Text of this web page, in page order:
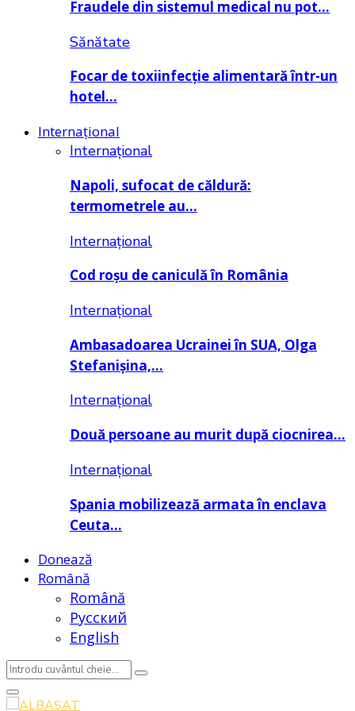
Fraudele din sistemul medical nu pot…
Sănătate
Focar de toxiinfecție alimentară într-un
hotel…
Internațional
Internațional
Napoli, sufocat de căldură:
termometrele au…
Internațional
Cod roșu de caniculă în România
Internațional
Ambasadoarea Ucrainei în SUA, Olga
Stefanișina,…
Internațional
Două persoane au murit după ciocnirea…
Internațional
Spania mobilizează armata în enclava
Ceuta…
Donează
Română
Română
Русский
English
Search
for:
Search
Primary